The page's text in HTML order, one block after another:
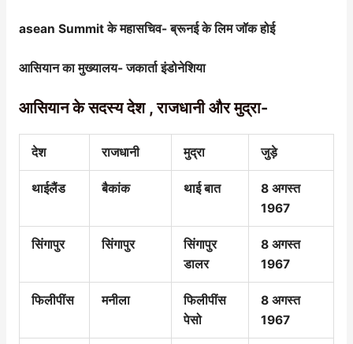
asean Summit के महासचिव- ब्रूनई के लिम जॉक होई
आसियान का मुख्यालय- जकार्ता इंडोनेशिया
आसियान केसदस्यदेश , राजधानी और मुद्रा-
देश राजधानी मुद्रा जुड़े
थाईलैंड बैकांक थाई बात
8 अगस्त
1967
सिंगापुर सिंगापुर
सिंगापुर
डालर
8 अगस्त
1967
फिलीपींस मनीला
फिलीपींस
पेसो
8 अगस्त
1967